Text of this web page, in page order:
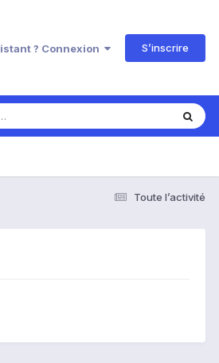
? Connexion S’inscrire
Toute l’activité